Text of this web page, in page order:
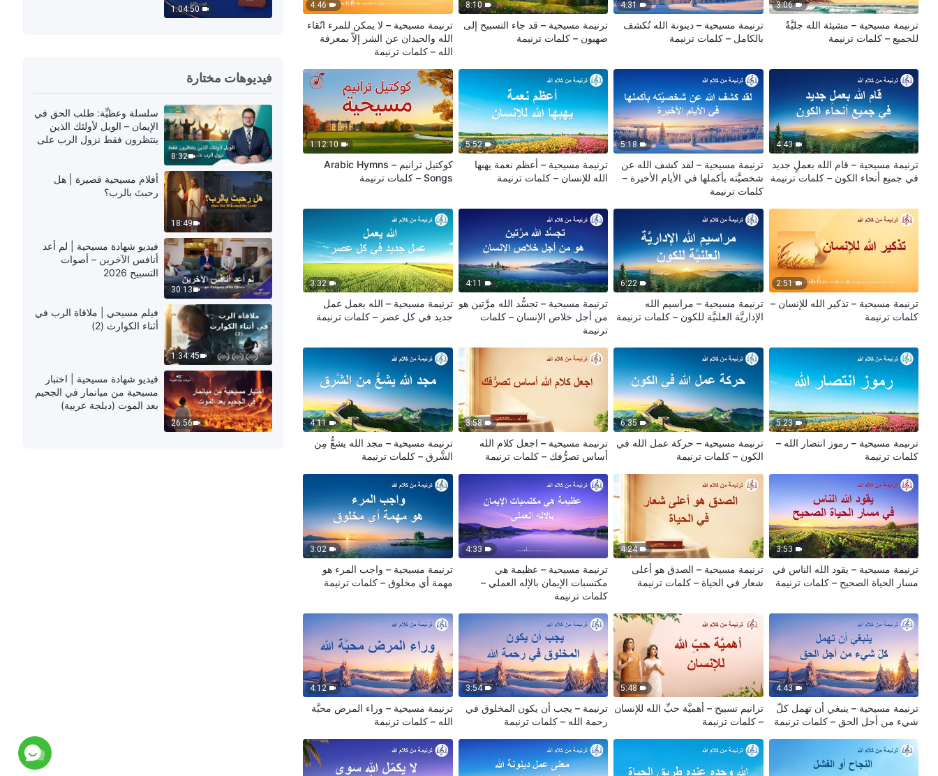
3:06
ترنيمة مسيحية – مشيئة الله جليَّةٌ
للجميع – كلمات ترنيمة
4:31
ترنيمة مسيحية – دينونة الله تُكشف
بالكامل – كلمات ترنيمة
8:10
ترنيمة مسيحية – قد جاء التسبيح إلى
صهيون – كلمات ترنيمة
4:46
ترنيمة مسيحية – لا يمكن للمرء اتّقاء
الله والحيدان عن الشر إلاّ بمعرفة
الله – كلمات ترنيمة
4:43
ترنيمة مسيحية – قام الله بعملٍ جديد
في جميع أنحاء الكون – كلمات ترنيمة
5:18
ترنيمة مسيحية – لقد كشف الله عن
شخصيَّته بأكملها في الأيام الأخيرة –
كلمات ترنيمة
5:52
ترنيمة مسيحية – أعظم نعمة يهبها
الله للإنسان – كلمات ترنيمة
1:12:10
كوكتيل ترانيم – Arabic Hymns
Songs – كلمات ترنيمة
2:51
ترنيمة مسيحية – تذكير الله للإنسان –
كلمات ترنيمة
6:22
ترنيمة مسيحية – مراسيم الله
الإداريَّة العلنيَّة للكون – كلمات ترنيمة
4:11
ترنيمة مسيحية – تجسُّد الله مرَّتين هو
من أجل خلاص الإنسان – كلمات
ترنيمة
3:32
ترنيمة مسيحية – الله يعمل عمل
جديد في كل عصر – كلمات ترنيمة
5:23
ترنيمة مسيحية – رموز انتصار الله –
كلمات ترنيمة
6:35
ترنيمة مسيحية – حركة عمل الله في
الكون – كلمات ترنيمة
3:58
ترنيمة مسيحية – اجعل كلام الله
أساس تصرُّفك – كلمات ترنيمة
4:11
ترنيمة مسيحية – مجد الله يشعُّ مِن
الشَّرق – كلمات ترنيمة
3:53
ترنيمة مسيحية – يقود الله الناس في
مسار الحياة الصحيح – كلمات ترنيمة
4:24
ترنيمة مسيحية – الصدق هو أعلى
شعار في الحياة – كلمات ترنيمة
4:33
ترنيمة مسيحية – عظيمة هي
مكتسبات الإيمان بالإله العملي –
كلمات ترنيمة
3:02
ترنيمة مسيحية – واجب المرء هو
مهمة أي مخلوق – كلمات ترنيمة
4:43
ترنيمة مسيحية – ينبغي أن تهمل كلّ
شيء من أجل الحق – كلمات ترنيمة
5:48
ترانيم تسبيح – أهميَّة حبِّ الله للإنسان
– كلمات ترنيمة
3:54
ترنيمة – يجب أن يكون المخلوق في
رحمة الله – كلمات ترنيمة
4:12
ترنيمة مسيحية – وراء المرض محبَّة
الله – كلمات ترنيمة
1:04:50
فيديوهات مختارة
8:32
سلسلة وعظيِّة: طلب الحق في
الإيمان – الويل لأولئك الذين
ينتظرون فقط نزول الرب على
18:49
أفلام مسيحية قصيرة | هل
رحبتَ بالرب؟
30:13
فيديو شهادة مسيحية | لم أعد
أنافس الآخرين – أصوات
التسبيح 2026
1:34:45
فيلم مسيحي | ملاقاة الرب في
أثناء الكوارث (2)
26:56
فيديو شهادة مسيحية | اختبار
مسيحية من ميانمار في الجحيم
بعد الموت (دبلجة عربية)